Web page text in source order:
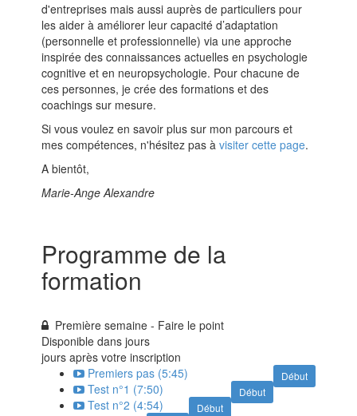
d'entreprises mais aussi auprès de particuliers pour
les aider à améliorer leur capacité d’adaptation
(personnelle et professionnelle) via une approche
inspirée des connaissances actuelles en psychologie
cognitive et en neuropsychologie. Pour chacune de
ces personnes, je crée des formations et des
coachings sur mesure.
Si vous voulez en savoir plus sur mon parcours et
mes compétences, n'hésitez pas àvisiter cette page.
A bientôt,
Marie-Ange Alexandre
Programme de la
formation
Première semaine - Faire le point
Disponible dansjours
jours après votre inscription
Début
Premiers pas (5:45)
Début
Test n°1 (7:50)
Début
Test n°2 (4:54)